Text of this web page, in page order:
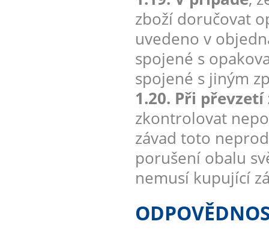
zboží doručovat
uvedeno v
spojené s
spojené s jiným
1.20. Při
zkontrolovat
závad toto
porušení obalu
nemusí kupující